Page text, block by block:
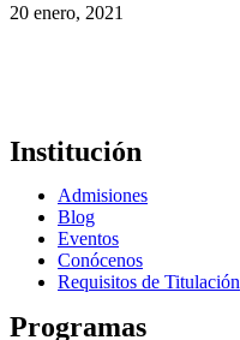
20 enero, 2021
Institución
Admisiones
Blog
Eventos
Conócenos
Requisitos de Titulación
Programas